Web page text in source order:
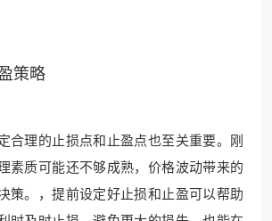
策略
合理的止损点和止盈点也至关重要。刚
素质可能还不够成熟，价格波动带来的
策。，提前设定好止损和止盈可以帮助